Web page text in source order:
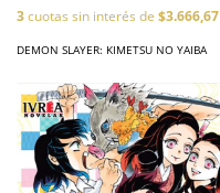
3cuotas sin interés de $3.666,67
DEMON SLAYER: KIMETSU NO YAIBA